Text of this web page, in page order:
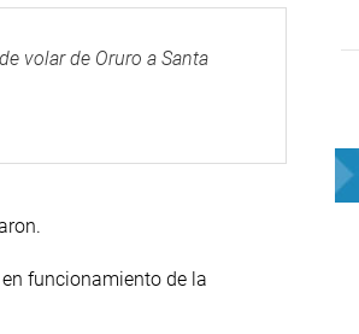
volar de Oruro a Santa
funcionamiento de la